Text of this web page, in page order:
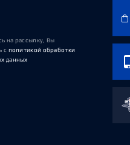
на рассылку, Вы
с политикой обработки
данных